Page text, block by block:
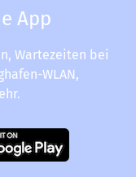
App
Wartezeiten bei
WLAN,